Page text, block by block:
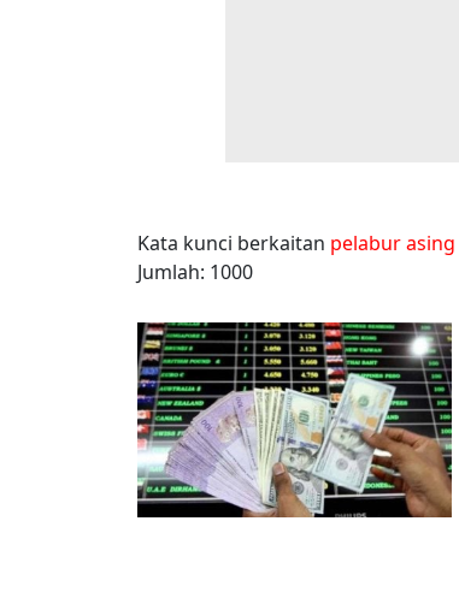
Kata kunci berkaitan pelabur asing
Jumlah: 1000